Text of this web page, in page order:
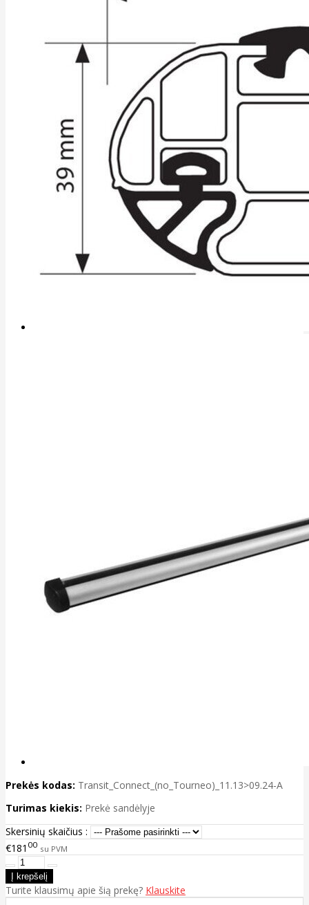
Prekės kodas: Transit_Connect_(no_Tourneo)_11.13>09.24-A
Turimas kiekis: Prekė sandėlyje
Skersinių skaičius :
€181 00 su PVM
Turite klausimų apie šią prekę? Klauskite